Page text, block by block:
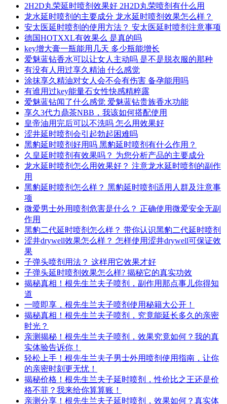
2H2D丸荣延时喷剂效果好 2H2D丸荣喷剂有什么用
龙水延时喷剂的主要成分 龙水延时喷剂效果怎么样？
安太医延时喷剂的使用方法？ 安太医延时喷剂注意事项
德国HOTXXL有效果么 是真的吗
key增大膏一瓶能用几天 多少瓶能增长
爱魅蓝钻香水可以让女人主动吗 是不是脱衣服的那种
有没有人用过享久精油 什么感觉
涂抹享久精油对女人会不会有伤害 备孕能用吗
有谁用过key能量石女性快感精粹露
爱魅蓝钻闻了什么感觉 爱魅蓝钻贵族香水功能
享久3代力鼎茶NBB，我该如何搭配使用
皇帝油用完后可以不洗吗 怎么用效果好
涩井延时喷剂会引起勃起困难吗
黑豹延时喷剂好用吗 黑豹延时喷剂有什么作用？
久皇延时喷剂有效果吗？ 为您分析产品的主要成分
龙水延时喷剂怎么用效果好？ 注意龙水延时喷剂的副作
用
黑豹延时喷剂怎么样？ 黑豹延时喷剂适用人群及注意事
项
微爱男士外用喷剂危害是什么？ 正确使用微爱安全无副
作用
黑豹二代延时喷剂怎么样？ 带你认识黑豹二代延时喷剂
涩井drywell效果怎么样？ 怎样使用涩井drywell可保证效
果
子弹头喷剂用法？ 这样用它效果才好
子弹头延时喷剂效果怎么样? 揭秘它的真实功效
揭秘真相！根先生兰夫子喷剂，副作用那点事儿你得知
道
一喷即享，根先生兰夫子喷剂使用秘籍大公开！
揭秘真相！根先生兰夫子喷剂，究竟能延长多久的亲密
时光？
亲测揭秘！根先生兰夫子喷剂，效果究竟如何？我的真
实体验告诉你！
轻松上手！根先生兰夫子男士外用喷剂使用指南，让你
的亲密时刻更无忧！
揭秘价格！根先生兰夫子延时喷剂，性价比之王还是价
格不菲？我来给你算算账！
亲测分享！根先生兰夫子延时喷剂，效果如何？真实体